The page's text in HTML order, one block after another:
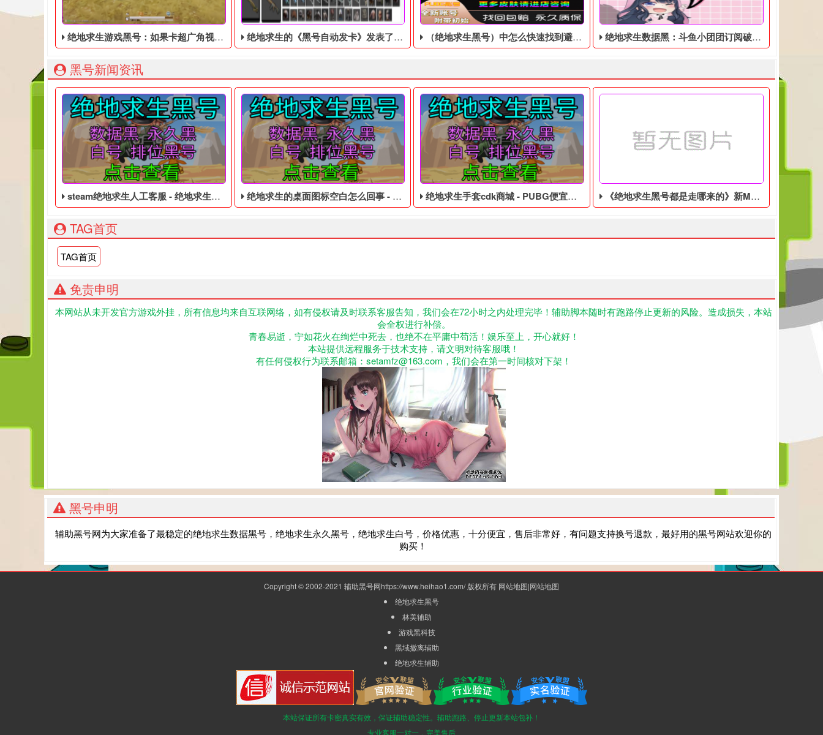
绝地求生黑号： 质保时间内找回换号！ 绝地求生白号： 四无白号，不会被找回！ 吃鸡黑号售后： 黑号有问题10分钟之内截图，然后联系客服处理！ 黑号QQ客服： 1600445187
2036年，世界上突然出现了一个巨型的黑洞，科学家们无法解释这个现象。玩家将操控超自然科学研究组织（SRO）队员“覃舒雅”，前往事
据外媒Kotaku报道，美国游戏零售商GameStop正在清理库存，将EA游戏《圣歌》以1美分的超
出版商Idea Factory今日宣布，男孩间友情为主题的视
绝地求生游戏黑号：如果卡超广角视角，虽然效果非常的好，但也有优缺点！
在绝地求生游戏黑号中，当玩家拥有超宽视角时，他的视野范围会增加，这比原来的第三方视角要大得多！如果你能更好的发挥“超广角”的作用，最好的地方是屋外，尽量在高山或平原地
绝地求生的《黑号自动发卡》发表了新的游戏账号
绝地求生黑号自动发卡，绝地求生的《黑号自动发卡​》发表了新的游戏账号，11月11日发售时支持黑号和白号，至今为止支持中文。
（绝地求生黑号）中怎么快速找到避难所！
在这个绝地求生黑号中，你不仅要熟练地使用绝地求生中的枪支，还要找到一个辅助射击的避难
绝地求生数据黑：斗鱼小团团订阅破800万，收入超过百万
绝地求生数据黑​在3月末迎来了3周年，周年庆节限
黑号新闻资讯
steam绝地求生人工客服 - 绝地求生免费的数据黑号
绝地求生免费的数据黑号,绝地求生黑号是指使用非法手段,不正当的消费手段购买的绝地求生游戏账号,steam绝地求生人工客服,我们为大玩家准备了绝地求生免费的数据黑号,PUBG黑号平
绝地求生的桌面图标空白怎么回事 - 绝地求生低价的数据黑号
绝地求生低价的数据黑号,绝地求生黑号是指使用非法手段,不正当的消费手段购买的绝地求生游戏账号,绝地求生的桌面图标空白怎么回事,我们
绝地求生手套cdk商城 - PUBG便宜的临时黑号
PUBG便宜的临时黑号,绝地求生黑号是指使用非法手段,不正当的消费手段购买的绝地求生游戏账
《绝地求生黑号都是走哪来的》新MOD集锦发布：双持机制、经济平衡和动态季节
《绝地求生黑号都是走哪来的》近日发布了一系列新
TAG首页
TAG首页
免责申明
本网站从未开发官方游戏外挂，所有信息均来自互联网络，如有侵权请及时联系客服告知，我们会在72小时之内处理完毕！辅助脚本随时有跑路停止更新的风险。造成损失，本站
会全权进行补偿。
青春易逝，宁如花火在绚烂中死去，也绝不在平庸中苟活！娱乐至上，开心就好！
本站提供远程服务于技术支持，请文明对待客服哦！
有任何侵权行为联系邮箱：setamfz@163.com，我们会在第一时间核对下架！
黑号申明
辅助黑号网为大家准备了最稳定的绝地求生数据黑号，绝地求生永久黑号，绝地求生白号，价格优惠，十分便宜，售后非常好，有问题支持换号退款，最好用的黑号网站欢迎你的
购买！
Copyright © 2002-2021 辅助黑号网https://www.heihao1.com/ 版权所有 网站地图|网站地图
绝地求生黑号
林美辅助
游戏黑科技
黑域撤离辅助
绝地求生辅助
本站保证所有卡密真实有效，保证辅助稳定性。辅助跑路、停止更新本站包补！
专业客服一对一，完美售后